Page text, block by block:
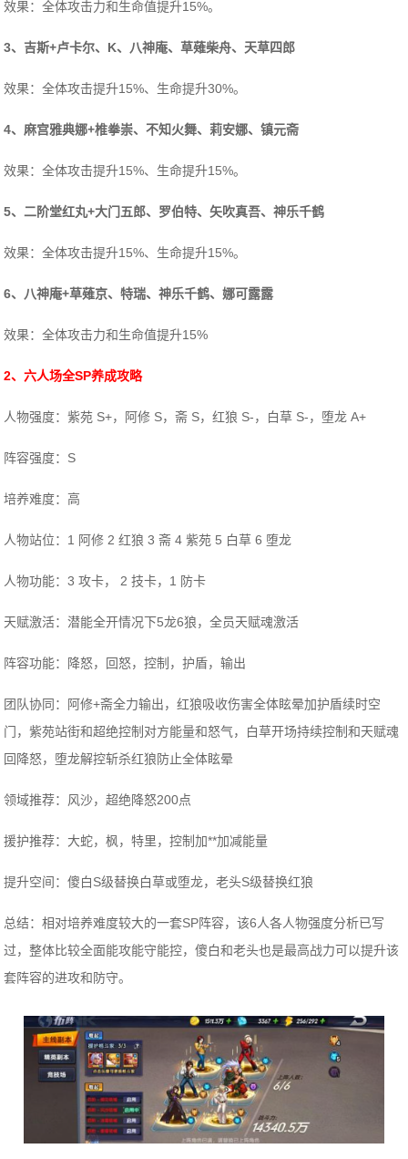
效果：全体攻击力和生命值提升15%。
3、吉斯+卢卡尔、K、八神庵、草薙柴舟、天草四郎
效果：全体攻击提升15%、生命提升30%。
4、麻宫雅典娜+椎拳崇、不知火舞、莉安娜、镇元斋
效果：全体攻击提升15%、生命提升15%。
5、二阶堂红丸+大门五郎、罗伯特、矢吹真吾、神乐千鹤
效果：全体攻击提升15%、生命提升15%。
6、八神庵+草薙京、特瑞、神乐千鹤、娜可露露
效果：全体攻击力和生命值提升15%
2、六人场全SP养成攻略
人物强度：紫苑 S+，阿修 S，斋 S，红狼 S-，白草 S-，堕龙 A+
阵容强度：S
培养难度：高
人物站位：1 阿修 2 红狼 3 斋 4 紫苑 5 白草 6 堕龙
人物功能：3 攻卡， 2 技卡，1 防卡
天赋激活：潜能全开情况下5龙6狼，全员天赋魂激活
阵容功能：降怒，回怒，控制，护盾，输出
团队协同：阿修+斋全力输出，红狼吸收伤害全体眩晕加护盾续时空
门，紫苑站街和超绝控制对方能量和怒气，白草开场持续控制和天赋魂
回降怒，堕龙解控斩杀红狼防止全体眩晕
领域推荐：风沙，超绝降怒200点
援护推荐：大蛇，枫，特里，控制加**加减能量
提升空间：傻白S级替换白草或堕龙，老头S级替换红狼
总结：相对培养难度较大的一套SP阵容，该6人各人物强度分析已写
过，整体比较全面能攻能守能控，傻白和老头也是最高战力可以提升该
套阵容的进攻和防守。